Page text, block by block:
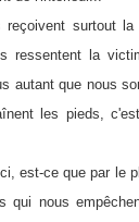
surtout
ressentent la
autant que nous
les pieds,
est-ce que par le
qui nous